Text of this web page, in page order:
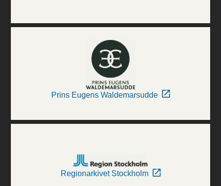
Prins Eugens Waldemarsudde
Regionarkivet Stockholm